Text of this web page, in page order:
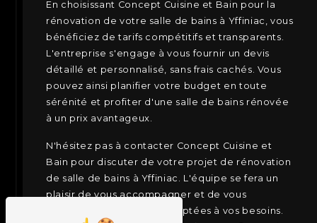
En choisissant Concept Cuisine et Bain pour la
rénovation de votre salle de bains à Yffiniac, vous
bénéficiez de tarifs compétitifs et transparents.
L'entreprise s'engage à vous fournir un devis
détaillé et personnalisé, sans frais cachés. Vous
pouvez ainsi planifier votre budget en toute
sérénité et profiter d'une salle de bains rénovée
à un prix avantageux.
N'hésitez pas à contacter Concept Cuisine et
Bain pour discuter de votre projet de rénovation
de salle de bains à Yffiniac. L'équipe se fera un
plaisir de vous accompagner et de vous
proposer des solutions adaptées à vos besoins.